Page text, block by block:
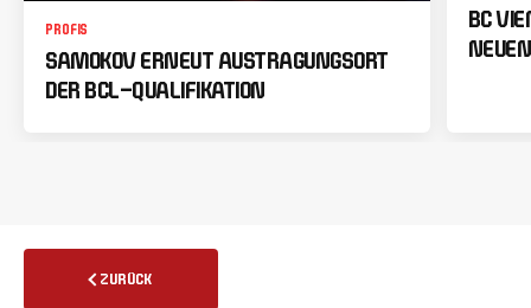
PROFIS
SAMOKOV ERNEUT AUSTRAGUNGSORT
DER BCL-QUALIFIKATION
BC
ZURÜCK